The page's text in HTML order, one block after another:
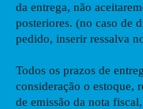
da entrega, não
posteriores. (no caso de
pedido, inserir ressalva
Todos os prazos de
consideração o estoque,
de emissão da nota